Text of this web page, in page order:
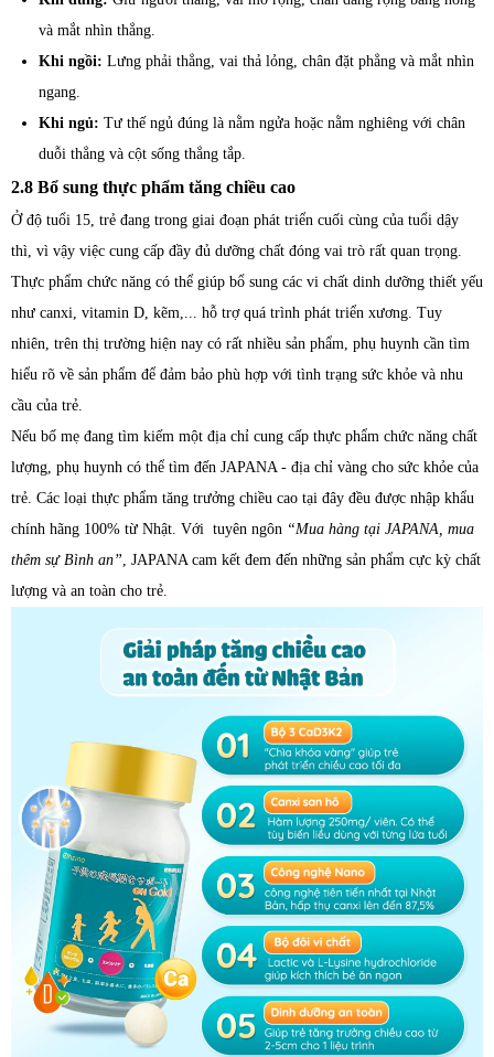
và mắt nhìn thẳng.
Khi ngồi: Lưng phải thẳng, vai thả lỏng, chân đặt phẳng và mắt nhìn
ngang.
Khi ngủ: Tư thế ngủ đúng là nằm ngửa hoặc nằm nghiêng với chân
duỗi thẳng và cột sống thẳng tắp.
2.8 Bổ sung thực phẩm tăng chiều cao
Ở độ tuổi 15, trẻ đang trong giai đoạn phát triển cuối cùng của tuổi dậy
thì, vì vậy việc cung cấp đầy đủ dưỡng chất đóng vai trò rất quan trọng.
Thực phẩm chức năng có thể giúp bổ sung các vi chất dinh dưỡng thiết yếu
như canxi, vitamin D, kẽm,... hỗ trợ quá trình phát triển xương. Tuy
nhiên, trên thị trường hiện nay có rất nhiều sản phẩm, phụ huynh cần tìm
hiểu rõ về sản phẩm để đảm bảo phù hợp với tình trạng sức khỏe và nhu
cầu của trẻ.
Nếu bố mẹ đang tìm kiếm một địa chỉ cung cấp thực phẩm chức năng chất
lượng, phụ huynh có thể tìm đến JAPANA - địa chỉ vàng cho sức khỏe của
trẻ. Các loại thực phẩm tăng trưởng chiều cao tại đây đều được nhập khẩu
chính hãng 100% từ Nhật. Với tuyên ngôn “Mua hàng tại JAPANA, mua
thêm sự Bình an” , JAPANA cam kết đem đến những sản phẩm cực kỳ chất
lượng và an toàn cho trẻ.